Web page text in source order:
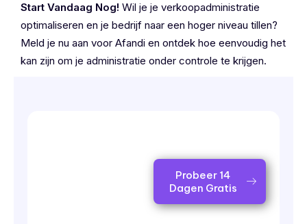
Start Vandaag Nog! Wil je je verkoopadministratie
optimaliseren en je bedrijf naar een hoger niveau tillen?
Meld je nu aan voor Afandi en ontdek hoe eenvoudig het
kan zijn om je administratie onder controle te krijgen.
Probeer 14
Dagen Gratis